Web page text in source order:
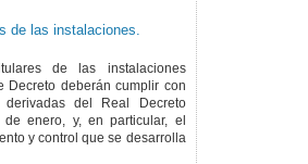
de las instalaciones.
de las instalaciones
Decreto deberán cumplir con
derivadas del Real Decreto
de enero, y, en particular, el
y control que se desarrolla